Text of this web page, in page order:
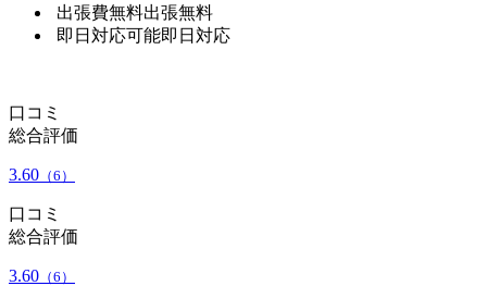
出張費無料出張無料
即日対応可能即日対応
口コミ
総合評価
3.60 （6）
口コミ
総合評価
3.60 （6）